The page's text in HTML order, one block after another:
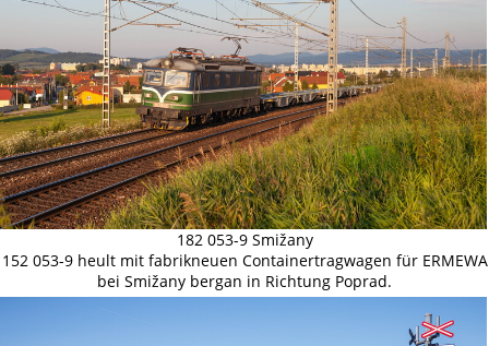
182 053-9 Smižany
152 053-9 heult mit fabrikneuen Containertragwagen für ERMEWA
bei Smižany bergan in Richtung Poprad.